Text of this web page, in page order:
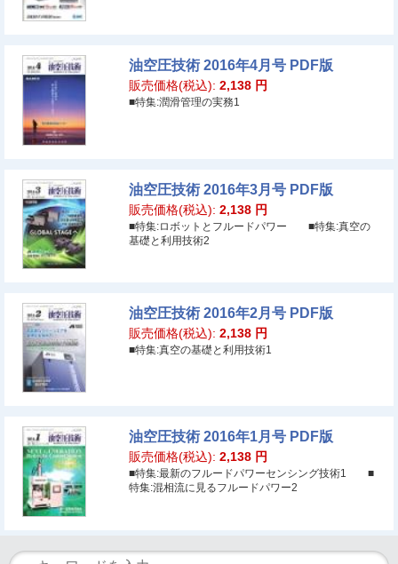
油空圧技術 2016年4月号 PDF版
販売価格(税込): 2,138 円
■特集:潤滑管理の実務1
油空圧技術 2016年3月号 PDF版
販売価格(税込): 2,138 円
■特集:ロボットとフルードパワー ■特集:真空の
基礎と利用技術2
油空圧技術 2016年2月号 PDF版
販売価格(税込): 2,138 円
■特集:真空の基礎と利用技術1
油空圧技術 2016年1月号 PDF版
販売価格(税込): 2,138 円
■特集:最新のフルードパワーセンシング技術1 ■
特集:混相流に見るフルードパワー2